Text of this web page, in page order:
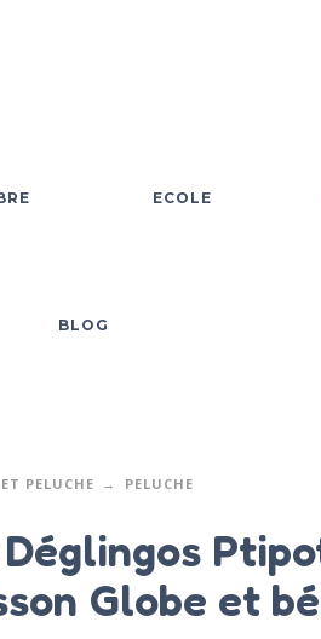
ECOLE
BLOG
PELUCHE PELUCHE
Déglingos
Globe et